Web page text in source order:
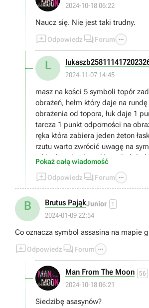
2024-10-18 06:22
Naucz się. Nie jest taki trudny.
Odpowiedz  Forum 
L
2024-11-07 14:45
masz na kości 5 symboli topór
obrażeń, hełm który daje na
obrażenia od topora, łuk daje 1
tarcza 1 punkt odporności na
ręka która zabiera jeden żeton
rzutu warto zwrócić uwagę na
takim kwadracie, taki symbol doda
punkt łaski wydajesz wybierając
to będzie łaska wybierasz przed
ile jakieś masz bo zdobywasz je
musisz zabrać wszystkie życia
Pokaż całą wiadomość
Odpowiedz  Forum 
B Brutus PająkJunior 1
2024-01-09 22:54
Co oznacza symbol assasina na mapie
Odpowiedz  Forum 
Man From The Moon 56
2024-10-18 06:21
Siedzibę asasynów?